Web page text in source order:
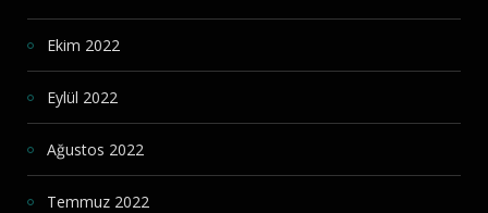
Ekim 2022
Eylül 2022
Ağustos 2022
Temmuz 2022